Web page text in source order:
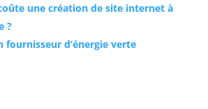
une création de site internet à
?
fournisseur d’énergie verte